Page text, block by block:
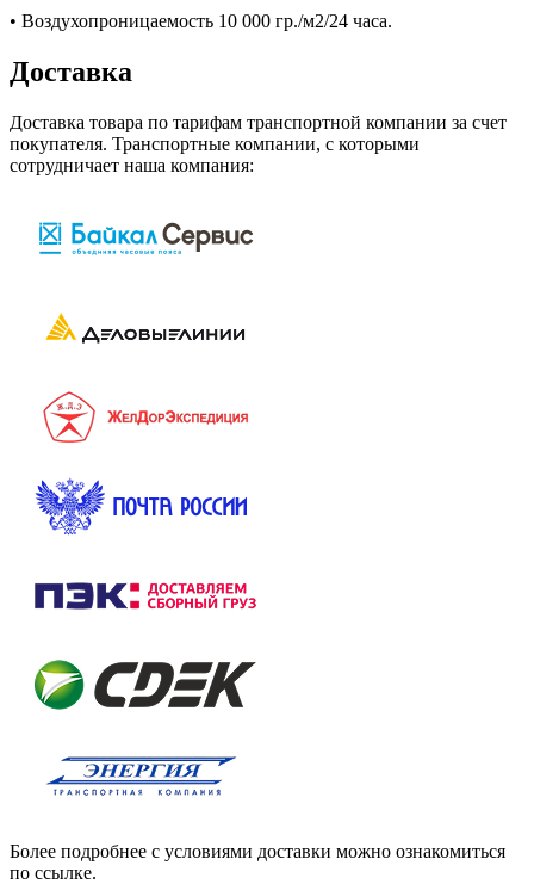
• Воздухопроницаемость 10 000 гр./м2/24 часа.
Доставка
Доставка товара по тарифам транспортной компании за счет
покупателя. Транспортные компании, с которыми
сотрудничает наша компания:
Более подробнее с условиями доставки можно ознакомиться
по ссылке.